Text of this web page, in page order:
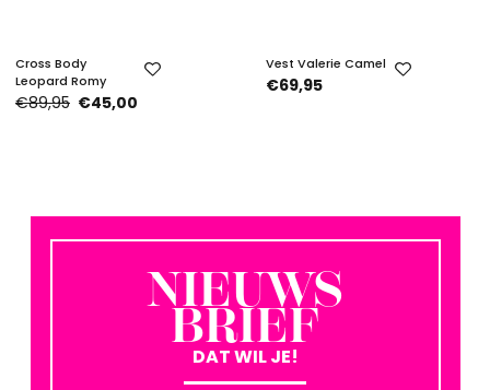
Cross Body
Leopard Romy
€89,95 €45,00
Vest Valerie Camel
€69,95
NIEUWS
BRIEF
DAT WIL JE!